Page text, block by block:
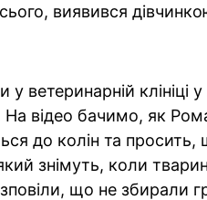
виявився
ветеринарній клініці
На відео бачимо, як
до колін та
знімуть, коли
що не збирали